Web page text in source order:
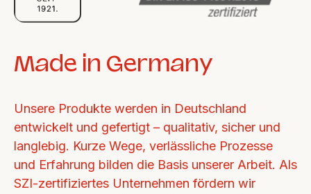
Made in Germany
Unsere Produkte werden in Deutschland
entwickelt und gefertigt – qualitativ, sicher und
langlebig. Kurze Wege, verlässliche Prozesse
und Erfahrung bilden die Basis unserer Arbeit. Als
SZI-zertifiziertes Unternehmen fördern wir